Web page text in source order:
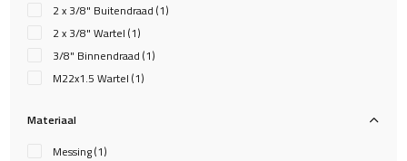
2 x 3/8" Buitendraad (1)
2 x 3/8" Wartel (1)
3/8" Binnendraad (1)
M22x1.5 Wartel (1)
Materiaal
Messing(1)